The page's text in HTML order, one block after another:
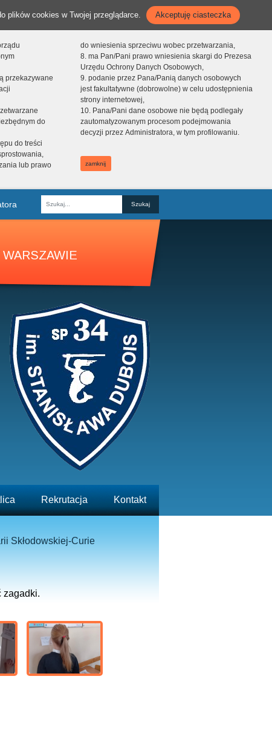
plików cookies w Twojej przeglądarce. Akceptuję ciasteczka
przekazywane
do
do treści
lub prawo
do wniesienia sprzeciwu wobec przetwarzania,
8. ma Pan/Pani prawo wniesienia skargi do Prezesa
Urzędu Ochrony Danych Osobowych,
9. podanie przez Pana/Panią danych osobowych
jest fakultatywne (dobrowolne) w celu udostępnienia
strony internetowej,
10. Pana/Pani dane osobowe nie będą podlegały
zautomatyzowanym procesom podejmowania
decyzji przez Administratora, w tym profilowaniu.
zamknij
Fraza
WARSZAWIE
Rekrutacja Kontakt
Skłodowskiej-Curie
zagadki.